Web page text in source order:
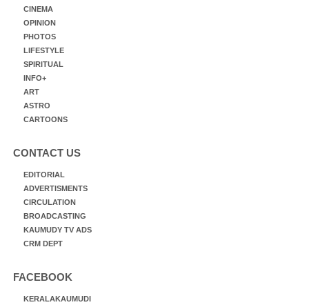
CINEMA
OPINION
PHOTOS
LIFESTYLE
SPIRITUAL
INFO+
ART
ASTRO
CARTOONS
CONTACT US
EDITORIAL
ADVERTISMENTS
CIRCULATION
BROADCASTING
KAUMUDY TV ADS
CRM DEPT
FACEBOOK
KERALAKAUMUDI